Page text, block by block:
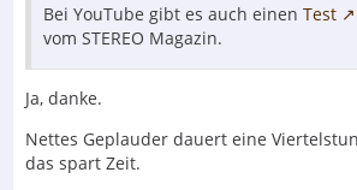
Bei YouTube gibt es auch einen Test
vom STEREO Magazin.
Ja, danke.
Nettes Geplauder dauert eine
das spart Zeit.